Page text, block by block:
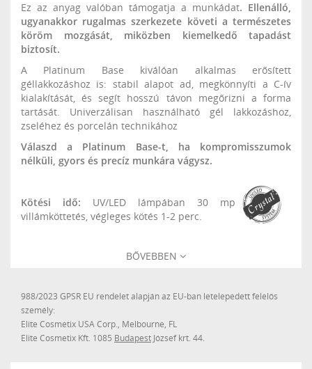
Ez az anyag valóban támogatja a munkádat. Ellenálló,
ugyanakkor rugalmas szerkezete követi a természetes
köröm mozgását, miközben kiemelkedő tapadást
biztosít.
A Platinum Base kiválóan alkalmas erősített
géllakkozáshoz is: stabil alapot ad, megkönnyíti a C-ív
kialakítását, és segít hosszú távon megőrizni a forma
tartását. Univerzálisan használható gél lakkozáshoz,
zseléhez és porcelán technikához
Válaszd a Platinum Base-t, ha kompromisszumok
nélküli, gyors és precíz munkára vágysz.
Kötési idő: UV/LED lámpában 30 mp
villámköttetés, végleges kötés 1-2 perc.
BŐVEBBEN
988/2023 GPSR EU rendelet alapján az EU-ban letelepedett felelős
személy:
Elite Cosmetix USA Corp., Melbourne, FL
Elite Cosmetix Kft. 1085 Budapest József krt. 44.